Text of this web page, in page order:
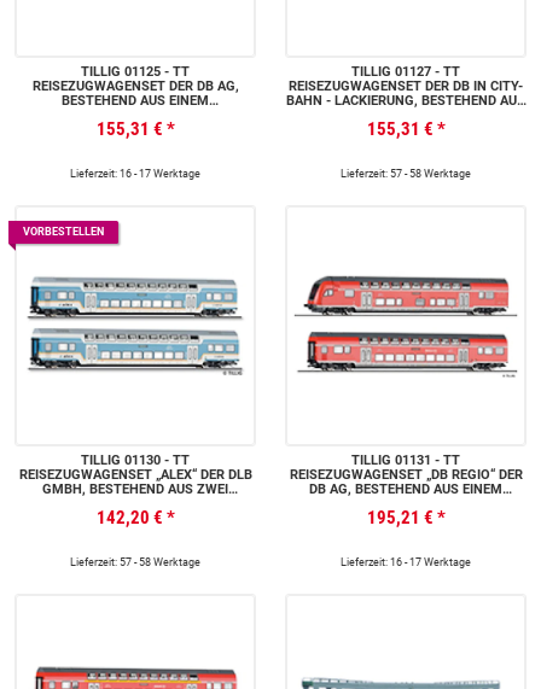
TILLIG 01125 - TT
REISEZUGWAGENSET DER DB AG,
BESTEHEND AUS EINEM
EINEM REISEZUGWAGEN 2. KLASSE
BNRZ 450, EP. V
155,31 € *
Lieferzeit: 16 - 17 Werktage
TILLIG 01127 - TT
REISEZUGWAGENSET DER DB IN CITY-
BAHN - LACKIERUNG, BESTEHEND AUS
BDNF 238 UND EINEM
REISEZUGWAGEN, EP. IV
155,31 € *
Lieferzeit: 57 - 58 Werktage
VORBESTELLEN
TILLIG 01130 - TT
REISEZUGWAGENSET „ALEX“ DER DLB
GMBH, BESTEHEND AUS ZWEI
TEIL 2, EP. VI
142,20 € *
Lieferzeit: 57 - 58 Werktage
TILLIG 01131 - TT
REISEZUGWAGENSET „DB REGIO“ DER
DB AG, BESTEHEND AUS EINEM
DABPBZFA 767 UND EINEM
DOPPELSTOCKWAGEN DBPZA 780,
195,21 € *
Lieferzeit: 16 - 17 Werktage